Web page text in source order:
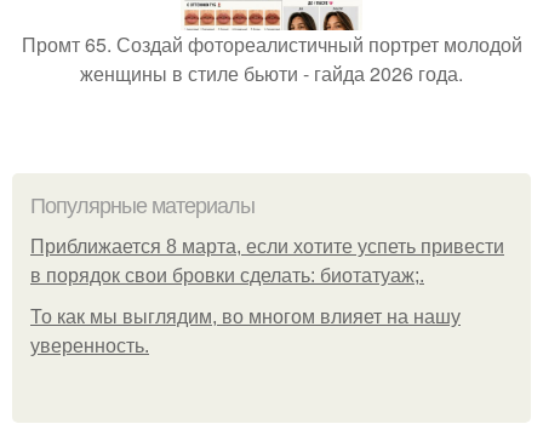
Промт 65. Создай фотореалистичный портрет молодой
женщины в стиле бьюти - гайда 2026 года.
Популярные материалы
Приближается 8 марта, если хотите успеть привести
в порядок свои бровки сделать: биотатуаж;.
То как мы выглядим, во многом влияет на нашу
уверенность.